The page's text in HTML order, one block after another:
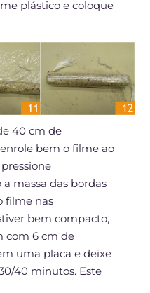
plástico e coloque
40 cm de
bem o filme ao
massa das bordas
filme nas
bem compacto,
com 6 cm de
uma placa e deixe
40 minutos. Este